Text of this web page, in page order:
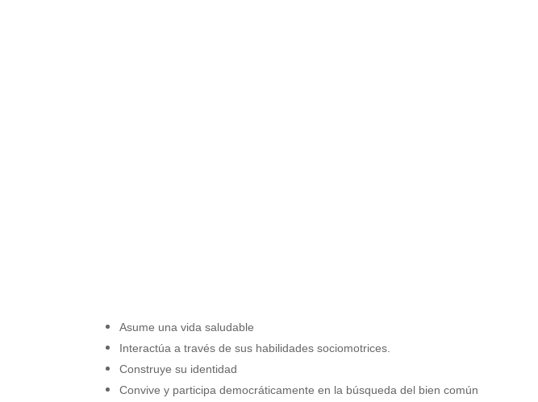
Asume una vida saludable
Interactúa a través de sus habilidades sociomotrices.
Construye su identidad
Convive y participa democráticamente en la búsqueda del bien común